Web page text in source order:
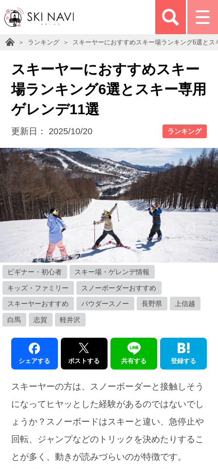
ランキング スキーヤーにおすすめスキー場ランキング6選とス
スキーヤーにおすすめスキー
場ランキング6選とスキー専用
ゲレンデ11選
更新日： 2025/10/20 ランキング
ビギナー・初心者 スキー場・ゲレンデ情報
キッズ・ファミリー スノーボーダーおすすめ
スキーヤーおすすめ パウダースノー 長野県 上信越
白馬 志賀 軽井沢
シェアする ポストする 共有する 登録する
スキーヤーの方は、スノーボーダーと接触しそう
になってヒヤッとした経験があるのではないでし
ょうか？スノーボードはスキーと違い、急停止や
回転、ジャンプなどのトリックを決めたりするこ
とが多く、動きが読みづらいのが特徴です。